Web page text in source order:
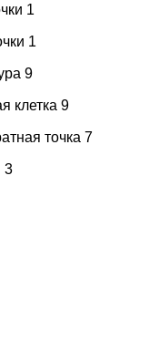
1
1
9
клетка 9
точка 7
3